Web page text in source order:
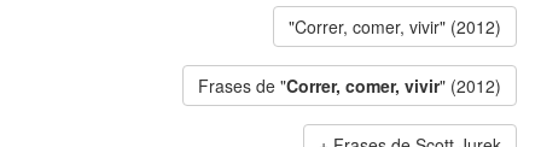
"Correr, comer, vivir" (2012)
Frases de "Correr, comer, vivir" (2012)